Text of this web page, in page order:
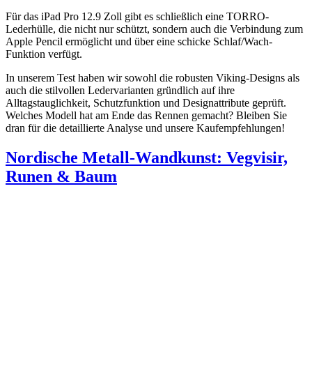
Für das iPad Pro 12.9 Zoll gibt es schließlich eine TORRO-
Lederhülle, die nicht nur schützt, sondern auch die Verbindung zum
Apple Pencil ermöglicht und über eine schicke Schlaf/Wach-
Funktion verfügt.
In unserem Test haben wir sowohl die robusten Viking-Designs als
auch die stilvollen Ledervarianten gründlich auf ihre
Alltagstauglichkeit, Schutzfunktion und Designattribute geprüft.
Welches Modell hat am Ende das Rennen gemacht? Bleiben Sie
dran für die detaillierte Analyse und unsere Kaufempfehlungen!
Nordische Metall-Wandkunst: Vegvisir,
Runen & Baum